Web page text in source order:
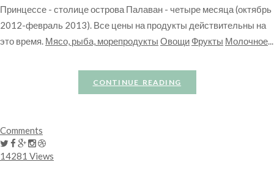
Принцессе - столице острова Палаван - четыре месяца (октябрь
2012-февраль 2013). Все цены на продукты действительны на
это время. Мясо, рыба, морепродукты Овощи Фрукты Молочное...
CONTINUE READING
Comments
14281 Views